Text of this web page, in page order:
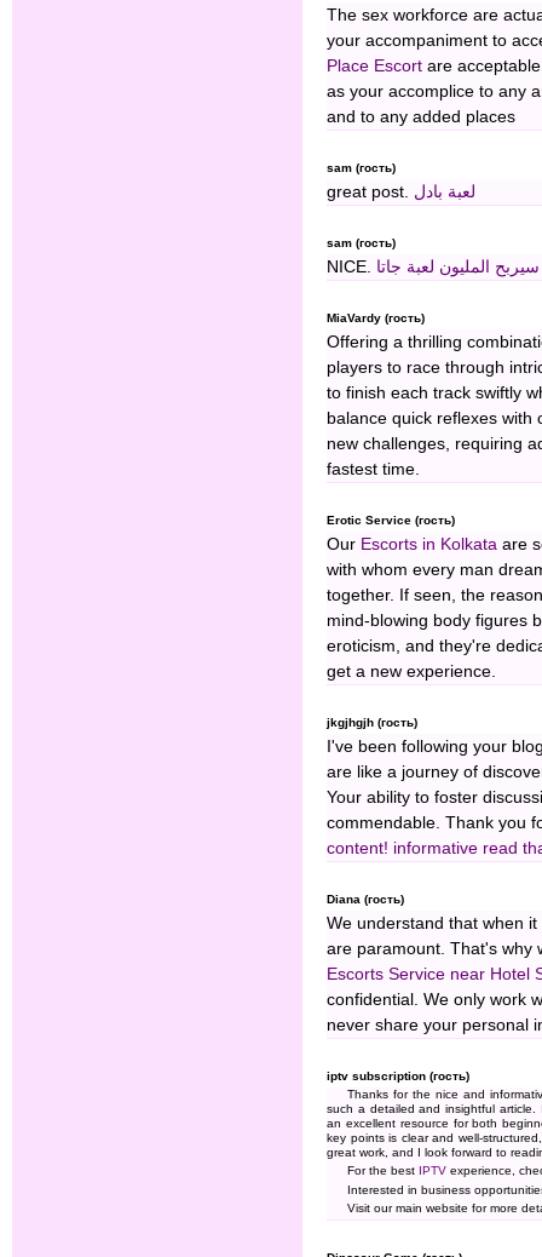
The sex workforce are
your accompaniment to
Place Escort are
as your accomplice to any
and to any added places
sam (гость)
great post. لعبة بادل
sam (гость)
NICE. المليون لعبة جاتا
MiaVardy (гость)
Offering a thrilling
players to race through
to finish each track swiftly
balance quick reflexes with
new challenges, requiring
fastest time.
Erotic Service (гость)
Our Escorts in Kolkata are
with whom every man
together. If seen, the
mind-blowing body figures
eroticism, and they're
get a new experience.
jkgjhgjh (гость)
I've been following your
are like a journey of
Your ability to foster
commendable. Thank you
content! informative read
Diana (гость)
We understand that when
are paramount. That's why
Escorts Service near Hotel
confidential. We only work
never share your personal
iptv subscription (гость)
Thanks for the nice and
such a detailed and insightful
an excellent resource for both
key points is clear and well-
great work, and I look forward to
For the best
IPTVexperience,
Interested in business
Visit our main website for more